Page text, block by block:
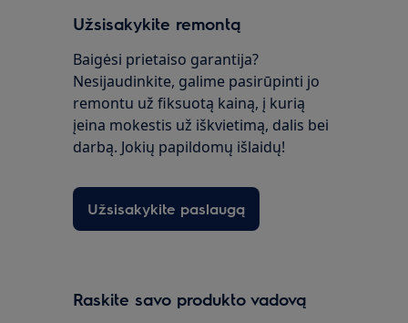
Užsisakykite remontą
Baigėsi prietaiso garantija?
Nesijaudinkite, galime pasirūpinti jo
remontu už fiksuotą kainą, į kurią
įeina mokestis už iškvietimą, dalis bei
darbą. Jokių papildomų išlaidų!
Užsisakykite paslaugą
Raskite savo produkto vadovą